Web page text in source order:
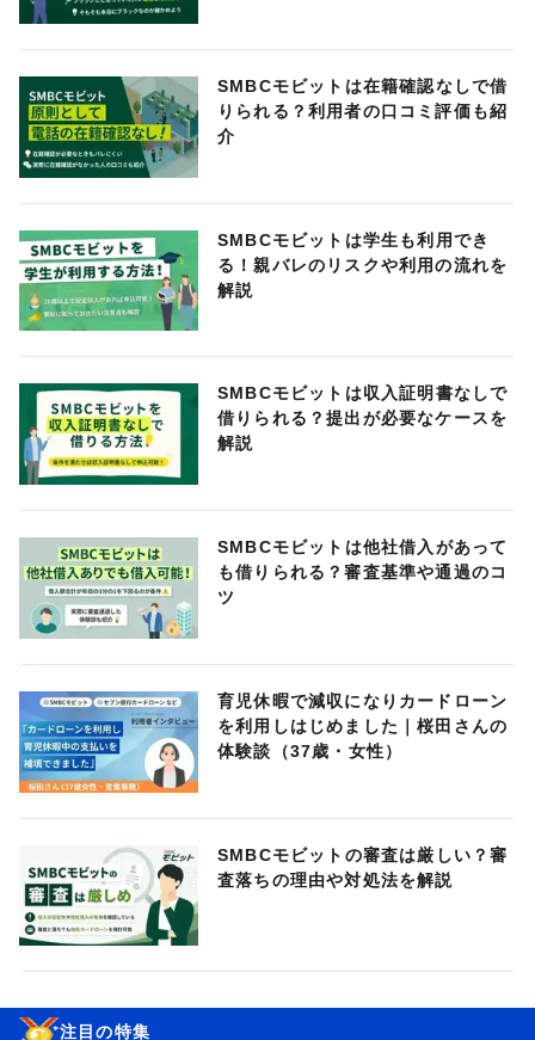
SMBCモビットは在籍確認なしで借
りられる？利用者の口コミ評価も紹
介
SMBCモビットは学生も利用でき
る！親バレのリスクや利用の流れを
解説
SMBCモビットは収入証明書なしで
借りられる？提出が必要なケースを
解説
SMBCモビットは他社借入があって
も借りられる？審査基準や通過のコ
ツ
育児休暇で減収になりカードローン
を利用しはじめました｜桜田さんの
体験談（37歳・女性）
SMBCモビットの審査は厳しい？審
査落ちの理由や対処法を解説
注目の特集